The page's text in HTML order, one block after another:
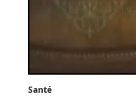
Santé